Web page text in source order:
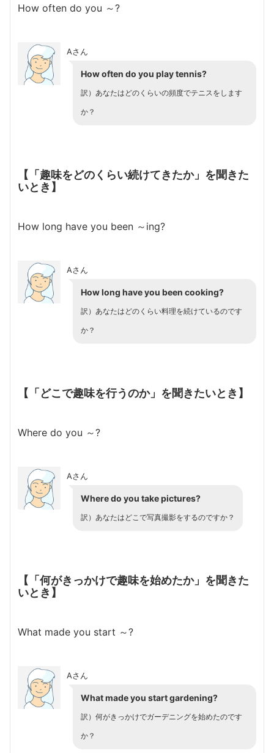
How often do you ～?
Aさん
How often do you play tennis?
訳）あなたはどのくらいの頻度でテニスをします
か？
【「趣味をどのくらい続けてきたか」を聞きた
いとき】
How long have you been ～ing?
Aさん
How long have you been cooking?
訳）あなたはどのくらい料理を続けているのです
か？
【「どこで趣味を行うのか」を聞きたいとき】
Where do you ～?
Aさん
Where do you take pictures?
訳）あなたはどこで写真撮影をするのですか？
【「何がきっかけで趣味を始めたか」を聞きた
いとき】
What made you start ～?
Aさん
What made you start gardening?
訳）何がきっかけでガーデニングを始めたのです
か？